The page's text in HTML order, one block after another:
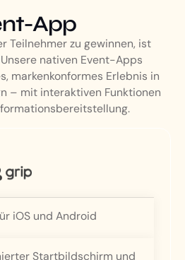
App
Teilnehmer zu gewinnen, ist
nativen Event-Apps
markenkonformes Erlebnis in
– mit interaktiven Funktionen
iOS und Android
Startbildschirm und